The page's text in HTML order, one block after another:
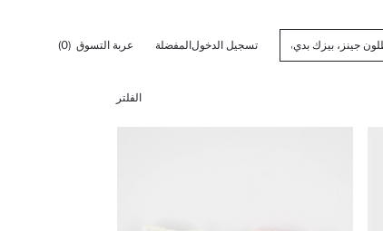
تسجيل الدخولالمفضلة عربة التسوق (0)
الفلتر